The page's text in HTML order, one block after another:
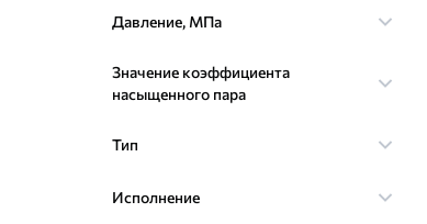
Давление, МПа
Значение коэффициента
насыщенного пара
Тип
Исполнение